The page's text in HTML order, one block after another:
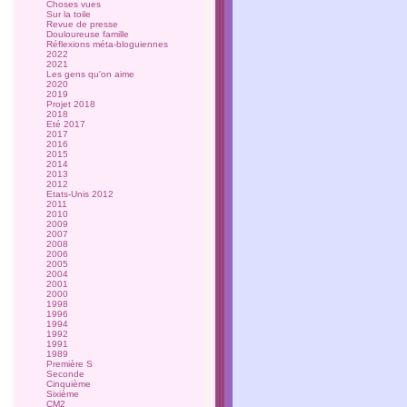
Choses vues
Sur la toile
Revue de presse
Douloureuse famille
Réflexions méta-bloguiennes
2022
2021
Les gens qu'on aime
2020
2019
Projet 2018
2018
Eté 2017
2017
2016
2015
2014
2013
2012
Etats-Unis 2012
2011
2010
2009
2007
2008
2006
2005
2004
2001
2000
1998
1996
1994
1992
1991
1989
Première S
Seconde
Cinquième
Sixième
CM2